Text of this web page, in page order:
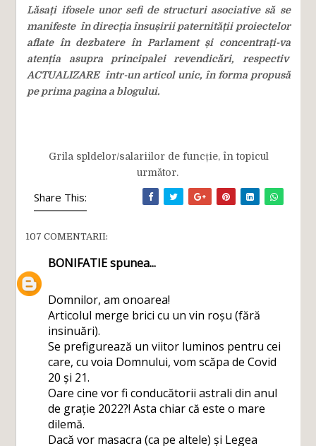
Lăsați ifosele unor sefi de structuri asociative să se
manifeste în direcția însușirii paternității proiectelor
aflate în dezbatere în Parlament și concentrați-va
atenția asupra principalei revendicări, respectiv
ACTUALIZARE într-un articol unic, în forma propusă
pe prima pagina a blogului.
Grila spldelor/salariilor de funcție, în topicul
următor.
Share This:
107 COMENTARII:
BONIFATIEspunea...
Domnilor, am onoarea!
Articolul merge brici cu un vin roșu (fără
insinuări).
Se prefigurează un viitor luminos pentru cei
care, cu voia Domnului, vom scăpa de Covid
20 și 21.
Oare cine vor fi conducătorii astrali din anul
de grație 2022?! Asta chiar că este o mare
dilemă.
Dacă vor masacra (ca pe altele) și Legea